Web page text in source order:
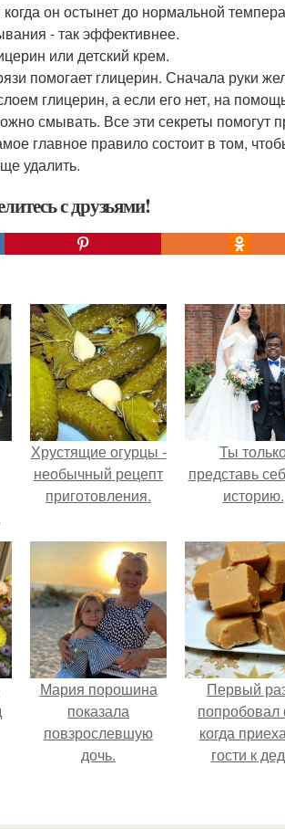
он остынет до нормальной
- так эффективнее.
или детский крем.
помогает глицерин. Сначала руки
глицерин, а если его нет, на
смывать. Все эти секреты помогут
главное правило состоит в том,
удалить.
с друзьями!
Хрустящие огурцы -
необычный рецепт
приготовления.
Ты
представь
историю.
Мария порошина
показала
повзрослевшую
дочь.
Первый
попробовал
когда
гости к